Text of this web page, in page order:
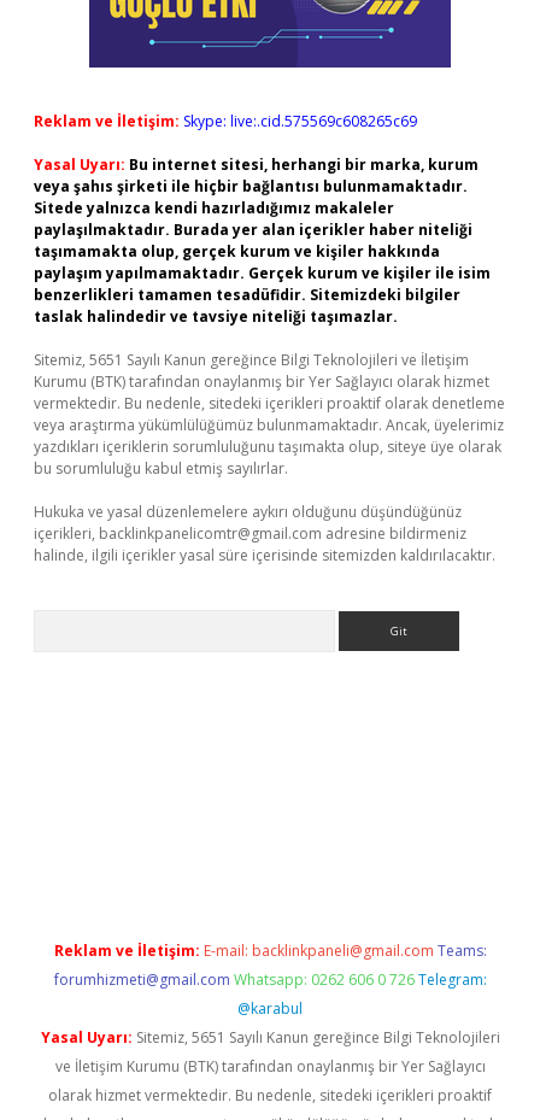
Reklam ve İletişim: Skype: live:.cid.575569c608265c69
Yasal Uyarı: Bu internet sitesi, herhangi bir marka, kurum
veya şahıs şirketi ile hiçbir bağlantısı bulunmamaktadır.
Sitede yalnızca kendi hazırladığımız makaleler
paylaşılmaktadır. Burada yer alan içerikler haber niteliği
taşımamakta olup, gerçek kurum ve kişiler hakkında
paylaşım yapılmamaktadır. Gerçek kurum ve kişiler ile isim
benzerlikleri tamamen tesadüfidir. Sitemizdeki bilgiler
taslak halindedir ve tavsiye niteliği taşımazlar.
Sitemiz, 5651 Sayılı Kanun gereğince Bilgi Teknolojileri ve İletişim
Kurumu (BTK) tarafından onaylanmış bir Yer Sağlayıcı olarak hizmet
vermektedir. Bu nedenle, sitedeki içerikleri proaktif olarak denetleme
veya araştırma yükümlülüğümüz bulunmamaktadır. Ancak, üyelerimiz
yazdıkları içeriklerin sorumluluğunu taşımakta olup, siteye üye olarak
bu sorumluluğu kabul etmiş sayılırlar.
Hukuka ve yasal düzenlemelere aykırı olduğunu düşündüğünüz
içerikleri, backlinkpanelicomtr@gmail.com adresine bildirmeniz
halinde, ilgili içerikler yasal süre içerisinde sitemizden kaldırılacaktır.
Reklam ve İletişim: E-mail: backlinkpaneli@gmail.com Teams:
forumhizmeti@gmail.com Whatsapp: 0262 606 0 726 Telegram:
@karabul
Yasal Uyarı: Sitemiz, 5651 Sayılı Kanun gereğince Bilgi Teknolojileri
ve İletişim Kurumu (BTK) tarafından onaylanmış bir Yer Sağlayıcı
olarak hizmet vermektedir. Bu nedenle, sitedeki içerikleri proaktif